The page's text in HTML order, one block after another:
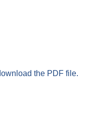
the PDF file.